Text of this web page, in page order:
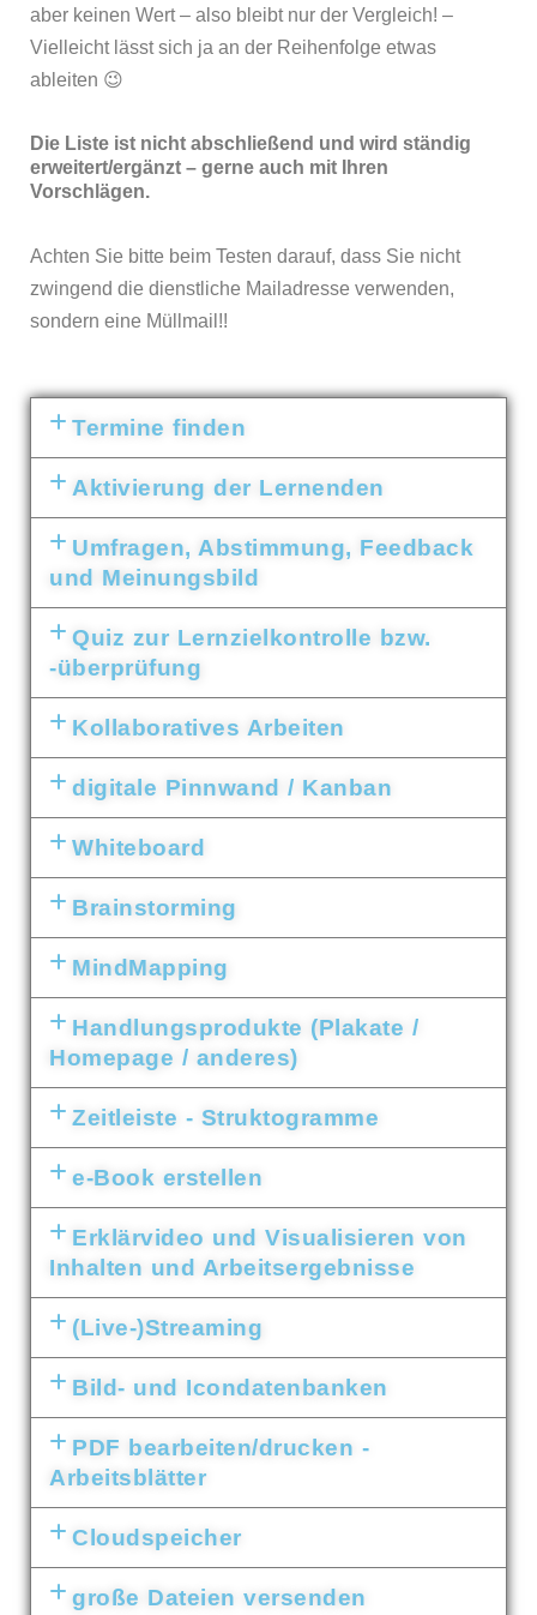
aber keinen Wert – also bleibt nur der Vergleich! –
Vielleicht lässt sich ja an der Reihenfolge etwas
ableiten 😉
Die Liste ist nicht abschließend und wird ständig
erweitert/ergänzt – gerne auch mit Ihren
Vorschlägen.
Achten Sie bitte beim Testen darauf, dass Sie nicht
zwingend die dienstliche Mailadresse verwenden,
sondern eine Müllmail!!
Termine finden
Aktivierung der Lernenden
Umfragen, Abstimmung, Feedback
und Meinungsbild
Quiz zur Lernzielkontrolle bzw.
-überprüfung
Kollaboratives Arbeiten
digitale Pinnwand / Kanban
Whiteboard
Brainstorming
MindMapping
Handlungsprodukte (Plakate /
Homepage / anderes)
Zeitleiste - Struktogramme
e-Book erstellen
Erklärvideo und Visualisieren von
Inhalten und Arbeitsergebnisse
(Live-)Streaming
Bild- und Icondatenbanken
PDF bearbeiten/drucken -
Arbeitsblätter
Cloudspeicher
große Dateien versenden